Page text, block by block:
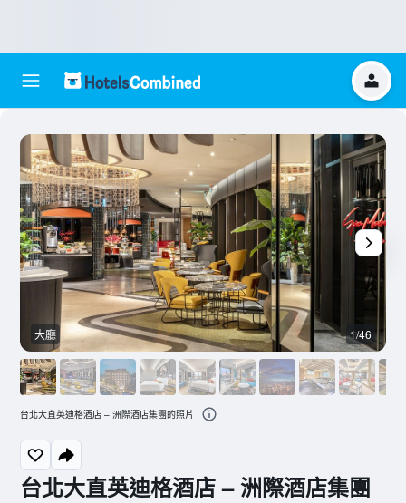
台北大直英迪格酒店 – 洲際酒店集團
大廳 1/46
台北大直英迪格酒店 – 洲際酒店集團的照片